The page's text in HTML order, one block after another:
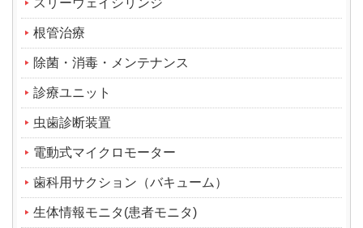
スリーウェイシリンジ
根管治療
除菌・消毒・メンテナンス
診療ユニット
虫歯診断装置
電動式マイクロモーター
歯科用サクション（バキューム）
生体情報モニタ(患者モニタ)